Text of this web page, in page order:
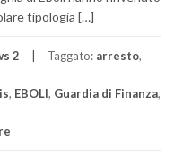
tipologia […]
2 Taggato: arresto,
, EBOLI, Guardia di Finanza,